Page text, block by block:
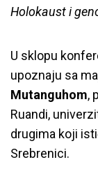
Holokaust i
U sklopu
upoznaju sa
Mutanguhom,
Ruandi,
drugima koji
Srebrenici.